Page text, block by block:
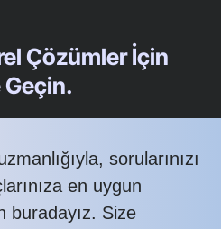
Çözümler İçin
sorularınızı
en uygun
buradayız. Size